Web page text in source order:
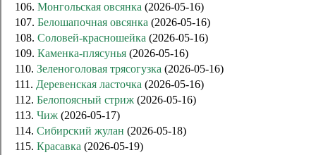
106. Монгольская овсянка (2026-05-16)
107. Белошапочная овсянка (2026-05-16)
108. Соловей-красношейка (2026-05-16)
109. Каменка-плясунья (2026-05-16)
110. Зеленоголовая трясогузка (2026-05-16)
111. Деревенская ласточка (2026-05-16)
112. Белопоясный стриж (2026-05-16)
113. Чиж (2026-05-17)
114. Сибирский жулан (2026-05-18)
115. Красавка (2026-05-19)